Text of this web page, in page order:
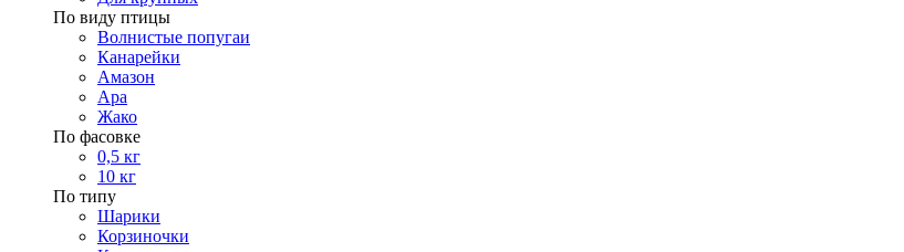
По виду птицы
Волнистые попугаи
Канарейки
Амазон
Ара
Жако
По фасовке
0,5 кг
10 кг
По типу
Шарики
Корзиночки